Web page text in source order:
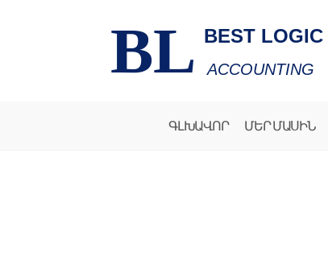
BL BEST LOGIC
ACCOUNTING
ԳԼԽԱՎՈՐ ՄԵՐ ՄԱՍԻՆ